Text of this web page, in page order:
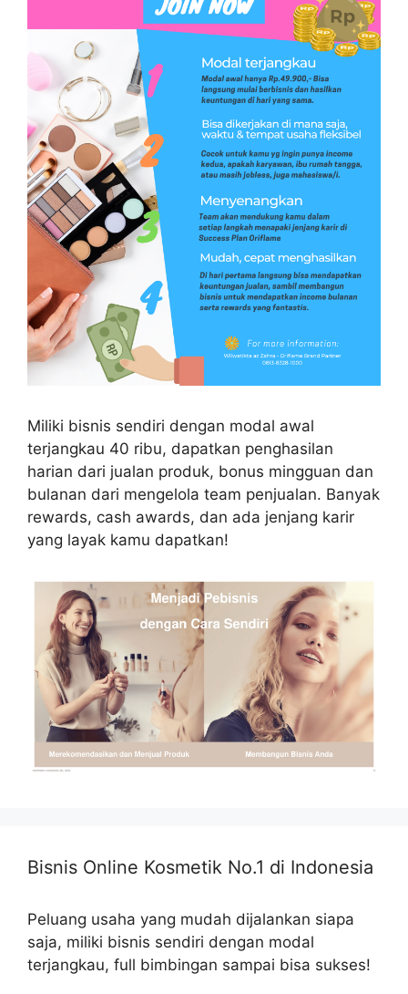
Miliki bisnis sendiri dengan modal awal
terjangkau 40 ribu, dapatkan penghasilan
harian dari jualan produk, bonus mingguan dan
bulanan dari mengelola team penjualan. Banyak
rewards, cash awards, dan ada jenjang karir
yang layak kamu dapatkan!
Bisnis Online Kosmetik No.1 di Indonesia
Peluang usaha yang mudah dijalankan siapa
saja, miliki bisnis sendiri dengan modal
terjangkau, full bimbingan sampai bisa sukses!